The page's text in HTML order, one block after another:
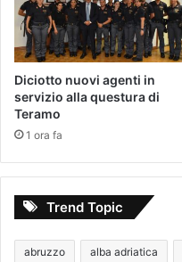
Diciotto nuovi agenti in
servizio alla questura di
Teramo
1 ora fa
Trend Topic
abruzzo alba adriatica